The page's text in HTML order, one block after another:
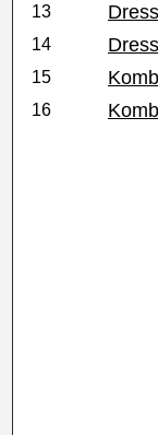
13
14
15
16